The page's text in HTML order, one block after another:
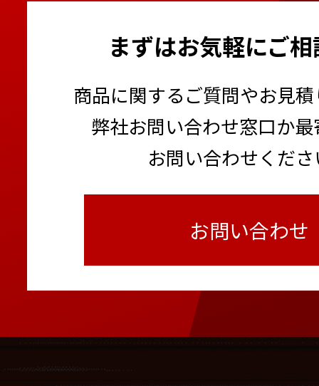
まずはお気軽にご
商品に関するご質問やお見
弊社お問い合わせ窓口か
お問い合わせくだ
お問い合わせ